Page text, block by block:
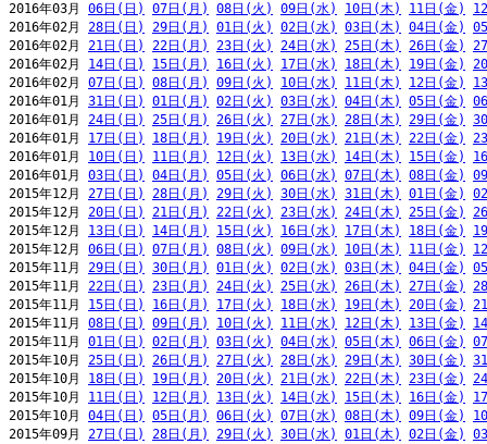
2016年03月 06日(日) 07日(月) 08日(火) 09日(水) 10日(木) 11日(金)
2016年02月 28日(日) 29日(月) 01日(火) 02日(水) 03日(木) 04日(金)
2016年02月 21日(日) 22日(月) 23日(火) 24日(水) 25日(木) 26日(金)
2016年02月 14日(日) 15日(月) 16日(火) 17日(水) 18日(木) 19日(金)
2016年02月 07日(日) 08日(月) 09日(火) 10日(水) 11日(木) 12日(金)
2016年01月 31日(日) 01日(月) 02日(火) 03日(水) 04日(木) 05日(金)
2016年01月 24日(日) 25日(月) 26日(火) 27日(水) 28日(木) 29日(金)
2016年01月 17日(日) 18日(月) 19日(火) 20日(水) 21日(木) 22日(金)
2016年01月 10日(日) 11日(月) 12日(火) 13日(水) 14日(木) 15日(金)
2016年01月 03日(日) 04日(月) 05日(火) 06日(水) 07日(木) 08日(金)
2015年12月 27日(日) 28日(月) 29日(火) 30日(水) 31日(木) 01日(金)
2015年12月 20日(日) 21日(月) 22日(火) 23日(水) 24日(木) 25日(金)
2015年12月 13日(日) 14日(月) 15日(火) 16日(水) 17日(木) 18日(金)
2015年12月 06日(日) 07日(月) 08日(火) 09日(水) 10日(木) 11日(金)
2015年11月 29日(日) 30日(月) 01日(火) 02日(水) 03日(木) 04日(金)
2015年11月 22日(日) 23日(月) 24日(火) 25日(水) 26日(木) 27日(金)
2015年11月 15日(日) 16日(月) 17日(火) 18日(水) 19日(木) 20日(金)
2015年11月 08日(日) 09日(月) 10日(火) 11日(水) 12日(木) 13日(金)
2015年11月 01日(日) 02日(月) 03日(火) 04日(水) 05日(木) 06日(金)
2015年10月 25日(日) 26日(月) 27日(火) 28日(水) 29日(木) 30日(金)
2015年10月 18日(日) 19日(月) 20日(火) 21日(水) 22日(木) 23日(金)
2015年10月 11日(日) 12日(月) 13日(火) 14日(水) 15日(木) 16日(金)
2015年10月 04日(日) 05日(月) 06日(火) 07日(水) 08日(木) 09日(金)
2015年09月 27日(日) 28日(月) 29日(火) 30日(水) 01日(木) 02日(金)